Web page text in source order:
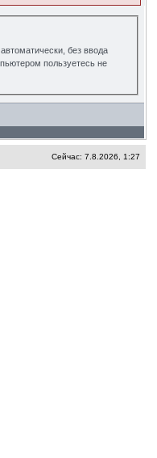
без ввода
пользуетесь не
Сейчас: 7.8.2026, 1:27